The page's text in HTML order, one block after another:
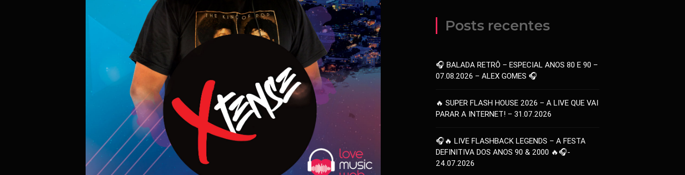
Posts recentes
🎧 BALADA RETRÔ – ESPECIAL ANOS 80 E 90 –
07.08.2026 – ALEX GOMES 🎧
🔥 SUPER FLASH HOUSE 2026 – A LIVE QUE VAI
PARAR A INTERNET! – 31.07.2026
🎧🔥 LIVE FLASHBACK LEGENDS – A FESTA
DEFINITIVA DOS ANOS 90 & 2000 🔥🎧-
24.07.2026